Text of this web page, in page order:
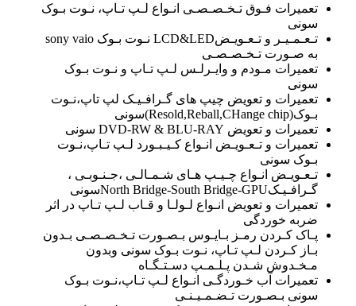
تعمیرات فـوق تـخـصـصـی انـواع لـپ تـاپ، نـوت بـوک
سونی
تـعـمـیـر و تـعـویـضLCD&LED نـوت بـوک sony vaio
به صـورت تـخـصـصـی
تعمیرات مـودم و وایـرلـس لـپ تـاپ و نـوت بـوک
سونی
تعمیرات و تعویض چیپ های گـرافـیـک لپ تاپ،نـوت
بـوک(Resold,Reball,CHange chip)سونی
تعمیرات و تعویض DVD-RW & BLU-RAY سونی
تعمیرات و تـعـویـض انـواع کـیـبـورد لـپ تـاپ،نـوت
بـوک سونی
تـعـویـض انـواع چـیـپ هـای شـمـالـی ،جـنـوبـی ،
گـرافـیـکNorth Bridge-South Bridge-GPUسونی
تعمیرات و تعویض انـواع لـولـا و قـاب لـپ تـاپ در اثر
ضربه خوردگی
پـاک کـردن رمـز بـایـوس بـصـورت تـخـصـصـی بـدون
بـاز کـردن لـپ تـاپ، نـوت بـوک سونی وبدون
مـخـدوش شـدن پـلـمـپ دسـتـگـاه
تعمیرات آب خـوردگـی انـواع لـپ تـاپ،نـوت بـوک
سونی بـصـورت تـضـمـیـنـی